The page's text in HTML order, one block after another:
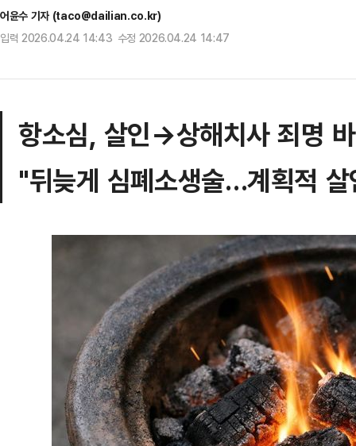
어윤수 기자 (taco@dailian.co.kr)
입력 2026.04.24 14:43 수정 2026.04.24 14:47
항소심, 살인→상해치사 죄명
"뒤늦게 심폐소생술…계획적